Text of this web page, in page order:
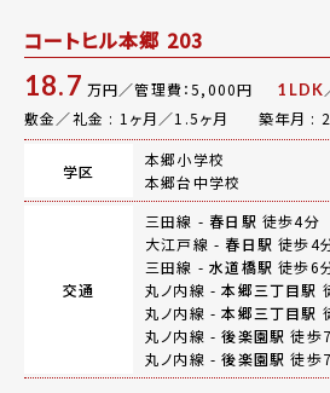
コートヒル本郷 203
18.7 万円／管理費：5,000円 1LDK
敷金／礼金 : 1ヶ月／1.5ヶ月
築年月 :
学区
本郷小学校
本郷台中学校
交通
三田線 - 春日駅 徒歩4分
大江戸線 - 春日駅 徒歩4
三田線 -水道橋駅 徒歩6
丸ノ内線 -本郷三丁目駅
丸ノ内線 -本郷三丁目駅
丸ノ内線 -後楽園駅 徒歩
丸ノ内線 -後楽園駅 徒歩